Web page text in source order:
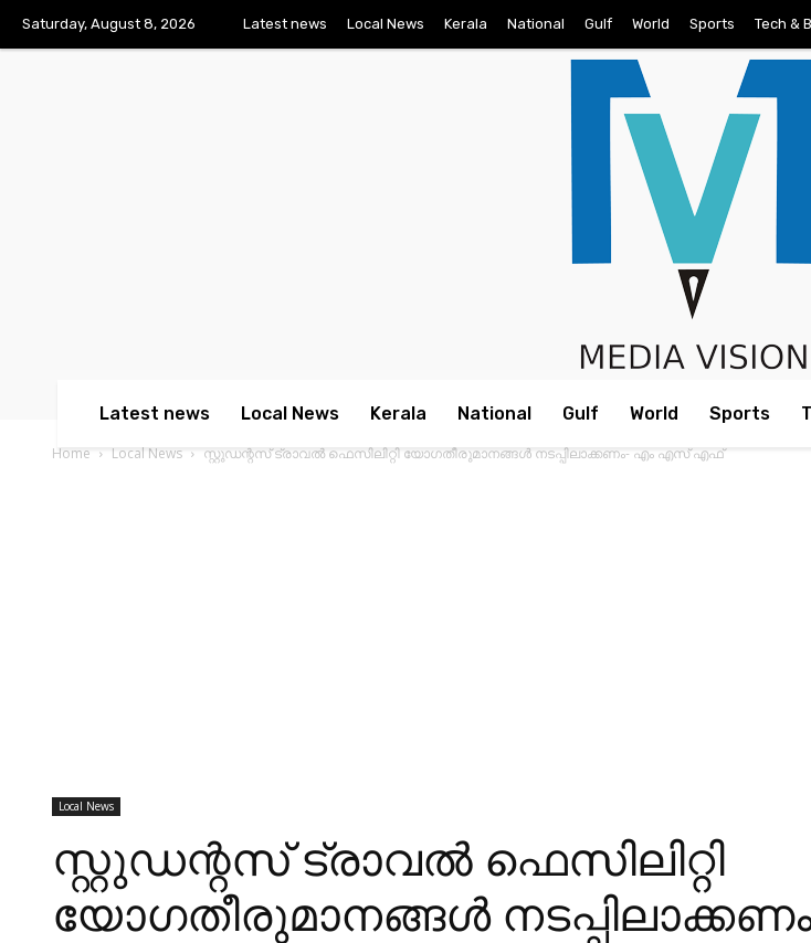
Saturday, August 8, 2026 Latest news Local News Kerala National Gulf World Sports Tech &
Latest news Local News Kerala National Gulf World Sports
Home Local News സ്റ്റുഡന്റസ് ട്രാവൽ ഫെസിലിറ്റി യോഗതീരുമാനങ്ങൾ നടപ്പിലാക്കണം- എം എസ് എഫ്
Local News
സ്റ്റുഡന്റസ് ട്രാവൽ ഫെസിലിറ്റി
യോഗതീരുമാനങ്ങൾ